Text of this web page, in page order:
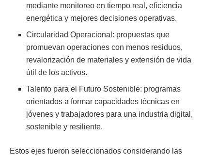
mediante monitoreo en tiempo real, eficiencia
energética y mejores decisiones operativas.
Circularidad Operacional: propuestas que
promuevan operaciones con menos residuos,
revalorización de materiales y extensión de vida
útil de los activos.
Talento para el Futuro Sostenible: programas
orientados a formar capacidades técnicas en
jóvenes y trabajadores para una industria digital,
sostenible y resiliente.
Estos ejes fueron seleccionados considerando las